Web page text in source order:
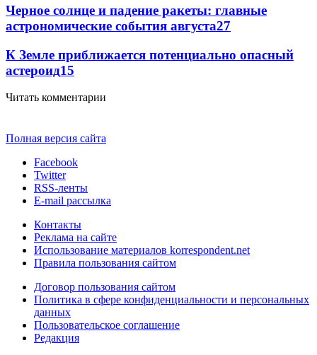
Черное солнце и падение ракеты: главные
астрономические события августа27
К Земле приближается потенциально опасный
астероид15
Читать комментарии
Полная версия сайта
Facebook
Twitter
RSS-ленты
E-mail рассылка
Контакты
Реклама на сайте
Использование материалов korrespondent.net
Правила пользования сайтом
Договор пользования сайтом
Политика в сфере конфиденциальности и персональных
данных
Пользовательское соглашение
Редакция